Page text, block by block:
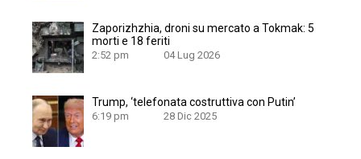
Zaporizhzhia, droni su mercato a Tokmak: 5
morti e 18 feriti
2:52 pm 04 Lug 2026
Trump, ‘telefonata costruttiva con Putin’
6:19 pm 28 Dic 2025